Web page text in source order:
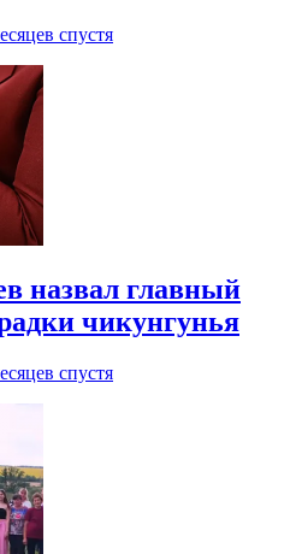
спустя
назвал главный
чикунгунья
спустя